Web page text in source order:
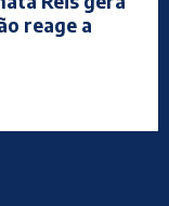
reage a